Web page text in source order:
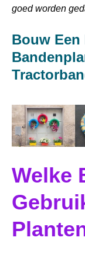
goed worden
Bouw
Welke